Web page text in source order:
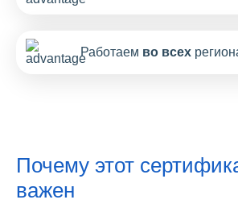
Работаем во всех
Почему этот
важен